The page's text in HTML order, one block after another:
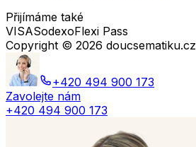
Přijímáme také
VISASodexoFlexi Pass
Copyright © 2026
+420 494 900 173
Zavolejte nám
+420 494 900 173